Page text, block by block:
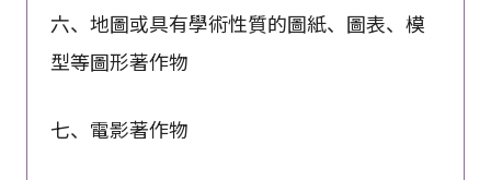
六、地圖或具有學術性質的圖紙、圖表、模
型等圖形著作物
七、電影著作物